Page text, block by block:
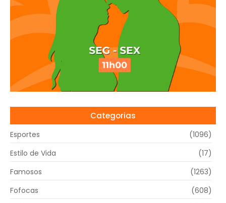
Categorias
Esportes
(1096)
Estilo de Vida
(17)
Famosos
(1263)
Fofocas
(608)